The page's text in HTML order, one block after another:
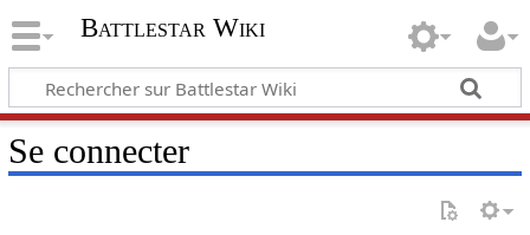
Battlestar Wiki
Se connecter